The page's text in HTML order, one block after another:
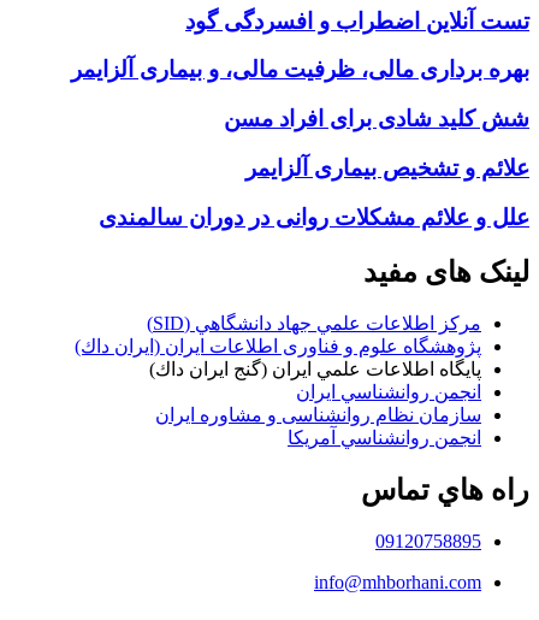
تست آنلاین اضطراب و افسردگی گود
بهره برداری مالی، ظرفیت مالی، و بیماری آلزایمر
شش کلید شادی برای افراد مسن
علائم و تشخیص بیماری آلزایمر
علل و علائم مشکلات روانی در دوران سالمندی
لینک های مفید
مركز اطلاعات علمي جهاد دانشگاهي (SID)
پژوهشگاه علوم و فناوری اطلاعات ایران (ايران داك)
پايگاه اطلاعات علمي ايران (گنج ايران داك)
انجمن روانشناسي ايران
سازمان نظام روانشناسی و مشاوره ايران
انجمن روانشناسي آمريكا
راه هاي تماس
09120758895
info@mhborhani.com